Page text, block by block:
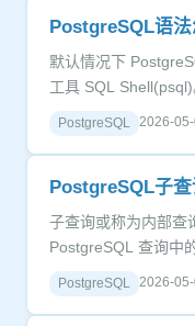
PostgreSQL语法
默认情况下
工具 SQL Shell(psql)
PostgreSQL 2026-
PostgreSQL子查
子查询或称为内部查
PostgreSQL 查询中
PostgreSQL 2026-